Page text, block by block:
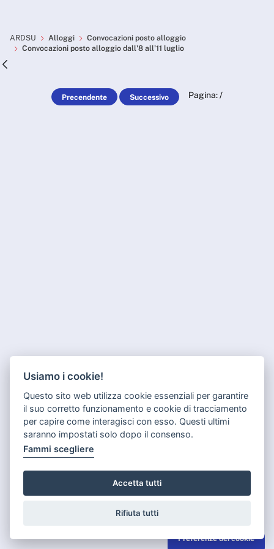
Convocazioni posto
ARDSU Alloggi
Convocazioni posto alloggio
Convocazioni posto alloggio dall'8 all'11 luglio
Precendente Successivo Pagina:/
Usiamo i cookie!
Questo sito web utilizza cookie essenziali per garantire
il suo corretto funzionamento e cookie di tracciamento
per capire come interagisci con esso. Questi ultimi
saranno impostati solo dopo il consenso.
Fammi scegliere
Accetta tutti
Rifiuta tutti